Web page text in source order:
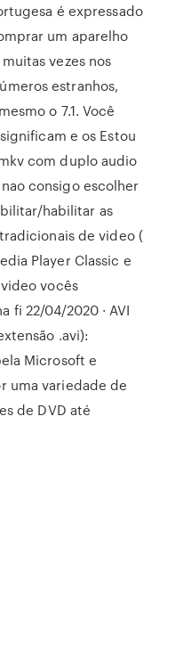
é expressado
um aparelho
vezes nos
estranhos,
o 7.1. Você
e os Estou
com duplo audio
consigo escolher
habilitar as
de video (
Player Classic e
vocês
fi 22/04/2020 · AVI
.avi):
Microsoft e
uma variedade de
de DVD até